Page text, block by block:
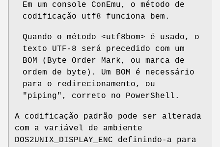
Em um console ConEmu, o método de
codificação utf8 funciona bem.
Quando o método <utf8bom> é usado, o
texto UTF-8 será precedido com um
BOM (Byte Order Mark, ou marca de
ordem de byte). Um BOM é necessário
para o redirecionamento, ou
"piping", correto no PowerShell.
A codificação padrão pode ser alterada
com a variável de ambiente
DOS2UNIX_DISPLAY_ENC definindo-a para